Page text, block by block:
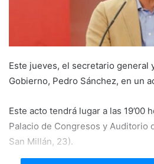
l
Este jueves, el secretario general
Gobierno, Pedro Sánchez, en un
Este acto tendrá lugar a las 19’00
Palacio de Congresos y Auditorio
San Millán, 23).